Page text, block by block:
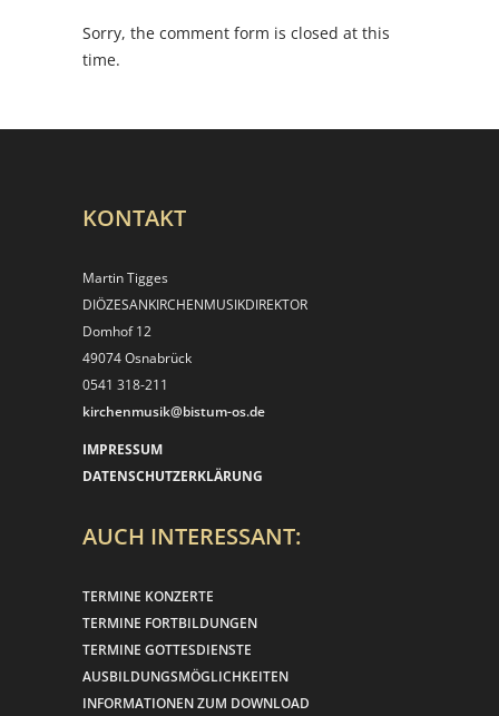
Sorry, the comment form is closed at this
time.
KONTAKT
Martin Tigges
DIÖZESANKIRCHEN­MUSIKDIREKTOR
Domhof 12
49074 Osnabrück
0541 318-211
kirchenmusik@bistum-os.de
IMPRESSUM
DATENSCHUTZERKLÄRUNG
AUCH INTERESSANT:
TERMINE KONZERTE
TERMINE FORTBILDUNGEN
TERMINE GOTTESDIENSTE
AUSBILDUNGSMÖGLICHKEITEN
INFORMATIONEN ZUM DOWNLOAD